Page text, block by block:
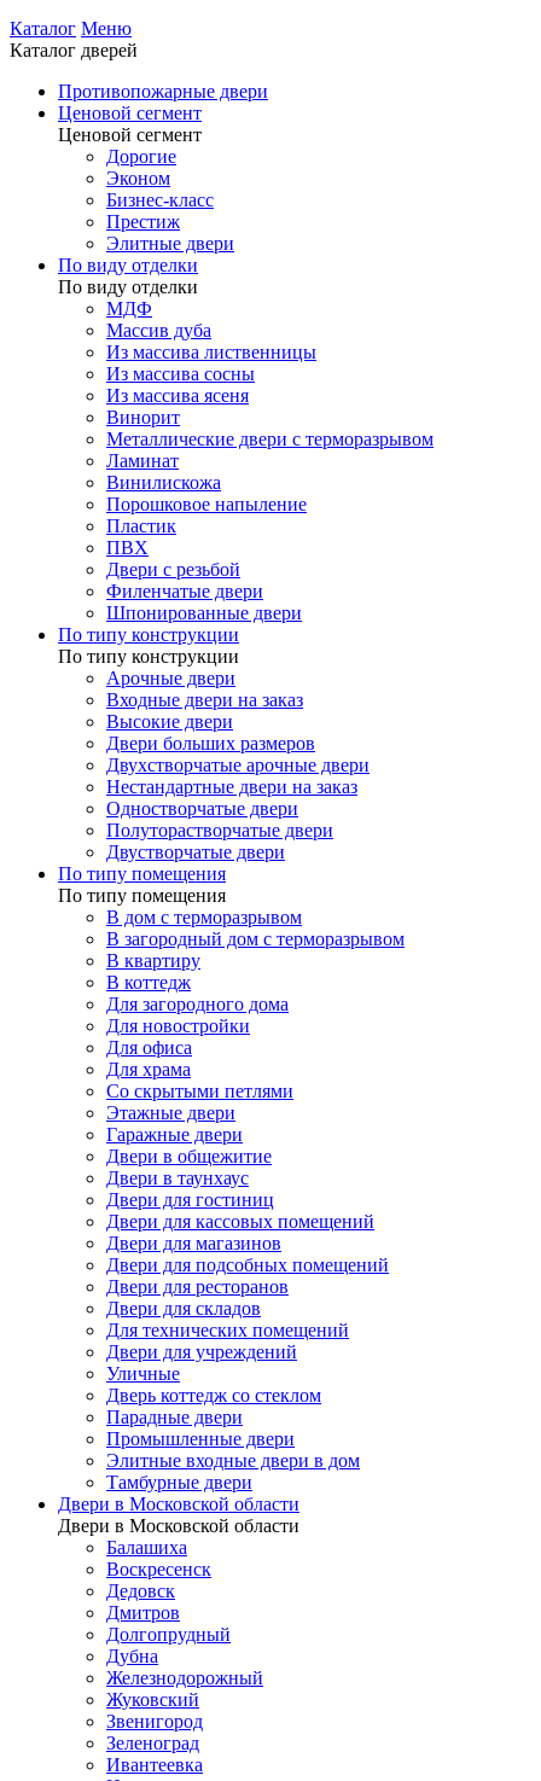
Каталог Меню
Каталог дверей
Противопожарные двери
Ценовой сегмент
Ценовой сегмент
Дорогие
Эконом
Бизнес-класс
Престиж
Элитные двери
По виду отделки
По виду отделки
МДФ
Массив дуба
Из массива лиственницы
Из массива сосны
Из массива ясеня
Винорит
Металлические двери с терморазрывом
Ламинат
Винилискожа
Порошковое напыление
Пластик
ПВХ
Двери с резьбой
Филенчатые двери
Шпонированные двери
По типу конструкции
По типу конструкции
Арочные двери
Входные двери на заказ
Высокие двери
Двери больших размеров
Двухстворчатые арочные двери
Нестандартные двери на заказ
Одностворчатые двери
Полуторастворчатые двери
Двустворчатые двери
По типу помещения
По типу помещения
В дом с терморазрывом
В загородный дом с терморазрывом
В квартиру
В коттедж
Для загородного дома
Для новостройки
Для офиса
Для храма
Со скрытыми петлями
Этажные двери
Гаражные двери
Двери в общежитие
Двери в таунхаус
Двери для гостиниц
Двери для кассовых помещений
Двери для магазинов
Двери для подсобных помещений
Двери для ресторанов
Двери для складов
Для технических помещений
Двери для учреждений
Уличные
Дверь коттедж со стеклом
Парадные двери
Промышленные двери
Элитные входные двери в дом
Тамбурные двери
Двери в Московской области
Двери в Московской области
Балашиха
Воскресенск
Дедовск
Дмитров
Долгопрудный
Дубна
Железнодорожный
Жуковский
Звенигород
Зеленоград
Ивантеевка